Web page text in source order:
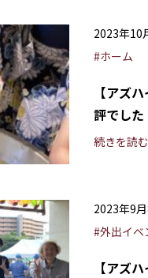
2023年10
#ホーム
【アズ
評でした
続きを読む
2023年9
#外出イベ
【アズ